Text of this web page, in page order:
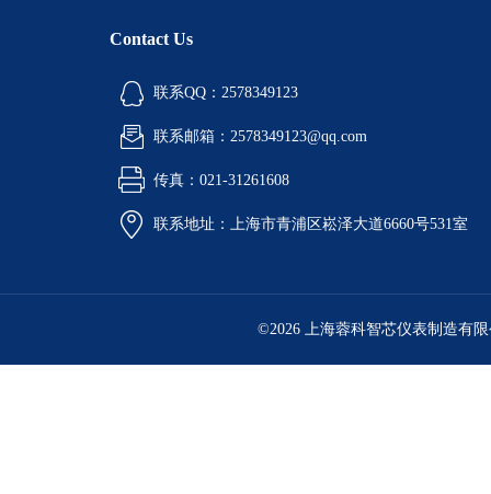
Contact Us
联系QQ：2578349123
联系邮箱：2578349123@qq.com
传真：021-31261608
联系地址：上海市青浦区崧泽大道6660号531室
©2026 上海蓉科智芯仪表制造有